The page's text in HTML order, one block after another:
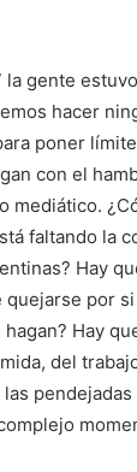
la gente
hacer
poner
con el
mediático.
faltando la
Hay
quejarse por
Hay
del